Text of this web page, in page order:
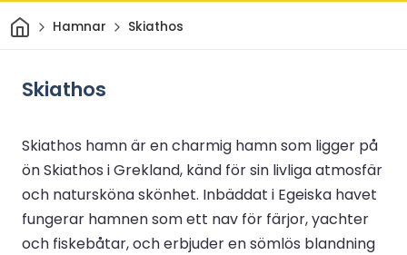
HemHamnar Skiathos
Skiathos
Skiathos hamn är en charmig hamn som ligger på
ön Skiathos i Grekland, känd för sin livliga atmosfär
och natursköna skönhet. Inbäddat i Egeiska havet
fungerar hamnen som ett nav för färjor, yachter
och fiskebåtar, och erbjuder en sömlös blandning